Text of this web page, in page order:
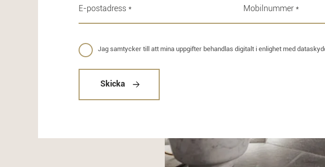
Jag samtycker till att mina uppgifter behandlas digitalt i enlighet med
Skicka